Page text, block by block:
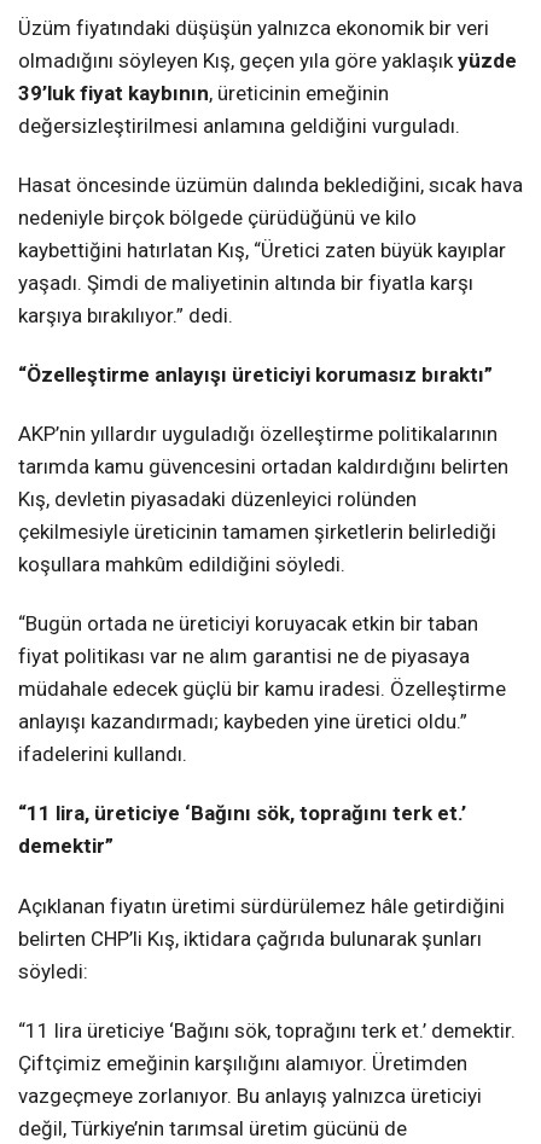
Üzüm fiyatındaki düşüşün yalnızca ekonomik bir veri
olmadığını söyleyen Kış, geçen yıla göre yaklaşık yüzde
39’luk fiyat kaybının, üreticinin emeğinin
değersizleştirilmesi anlamına geldiğini vurguladı.
Hasat öncesinde üzümün dalında beklediğini, sıcak hava
nedeniyle birçok bölgede çürüdüğünü ve kilo
kaybettiğini hatırlatan Kış, “Üretici zaten büyük kayıplar
yaşadı. Şimdi de maliyetinin altında bir fiyatla karşı
karşıya bırakılıyor.” dedi.
“Özelleştirme anlayışı üreticiyi korumasız bıraktı”
AKP’nin yıllardır uyguladığı özelleştirme politikalarının
tarımda kamu güvencesini ortadan kaldırdığını belirten
Kış, devletin piyasadaki düzenleyici rolünden
çekilmesiyle üreticinin tamamen şirketlerin belirlediği
koşullara mahkûm edildiğini söyledi.
“Bugün ortada ne üreticiyi koruyacak etkin bir taban
fiyat politikası var ne alım garantisi ne de piyasaya
müdahale edecek güçlü bir kamu iradesi. Özelleştirme
anlayışı kazandırmadı; kaybeden yine üretici oldu.”
ifadelerini kullandı.
“11 lira, üreticiye ‘Bağını sök, toprağını terk et.’
demektir”
Açıklanan fiyatın üretimi sürdürülemez hâle getirdiğini
belirten CHP’li Kış, iktidara çağrıda bulunarak şunları
söyledi:
“11 lira üreticiye ‘Bağını sök, toprağını terk et.’ demektir.
Çiftçimiz emeğinin karşılığını alamıyor. Üretimden
vazgeçmeye zorlanıyor. Bu anlayış yalnızca üreticiyi
değil, Türkiye’nin tarımsal üretim gücünü de